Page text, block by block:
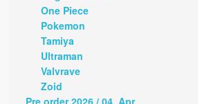
One Piece
Pokemon
Tamiya
Ultraman
Valvrave
Zoid